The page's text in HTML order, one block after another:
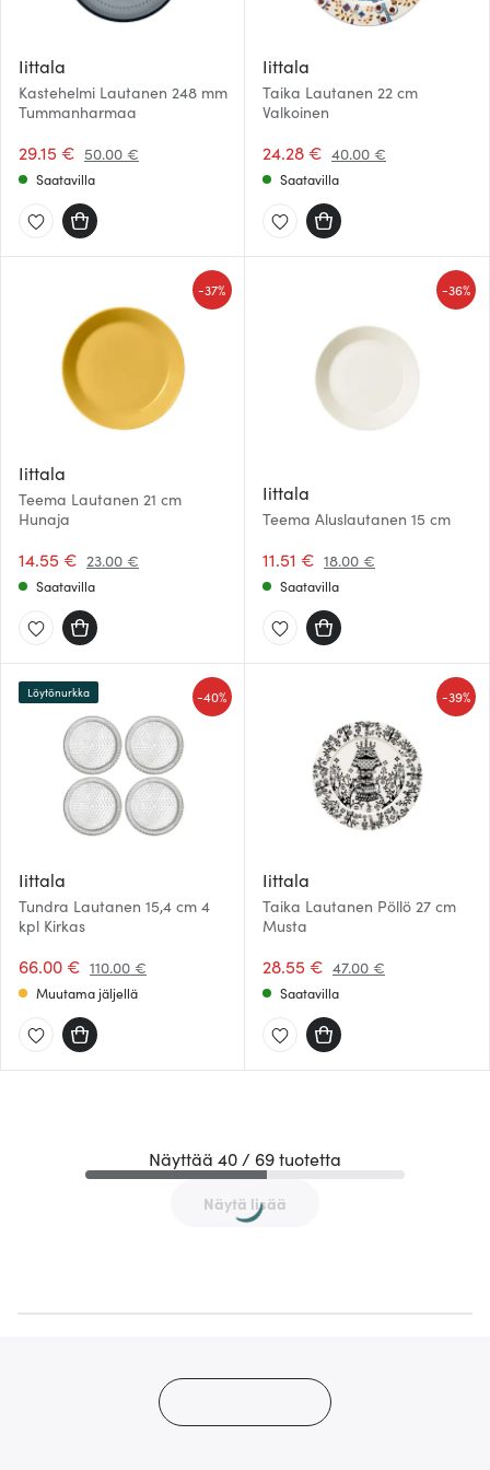
Iittala
Kastehelmi Lautanen 248 mm
Tummanharmaa
29.15 € 50.00 €
Saatavilla
Iittala
Taika Lautanen 22 cm
Valkoinen
24.28 € 40.00 €
Saatavilla
Iittala
Teema Lautanen 21 cm
Hunaja
14.55 € 23.00 €
-37%
Saatavilla
Iittala
Teema Aluslautanen 15 cm
11.51 € 18.00 €
-36%
Saatavilla
Iittala
Tundra Lautanen 15,4 cm 4
kpl Kirkas
66.00 € 110.00 €
-40%
Löytönurkka
Muutama jäljellä
Iittala
Taika Lautanen Pöllö 27 cm
Musta
28.55 € 47.00 €
-39%
Saatavilla
Näyttää 40 / 69 tuotetta
Näytä lisää